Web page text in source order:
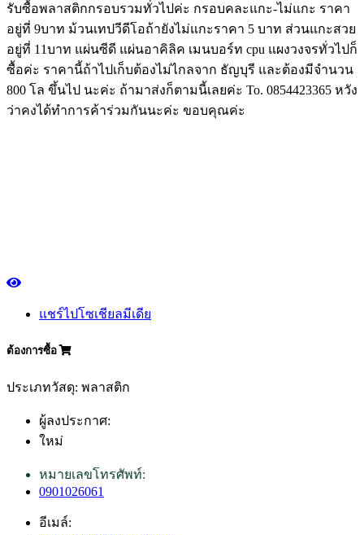
รับซื้อพลาสติกกรอบรวมทั่วไปค่ะ กรอบคละแกะ-ไม่แกะ ราคา
อยู่ที่ 9บาท ม้วนเทปวีดีโอถ้ายังไม่แกะราคา 5 บาท ส่วนแกะสวย
อยู่ที่ 11บาท แผ่นซีดี แผ่นอาคิลิค เมนบอร์ท cpu แผงวงจรทั่วไปก็
ซื้อค่ะ ราคานี้ถ้าไปเก็บต้องไม่ไกลจาก ธัญบุรี และต้องมีจำนวน
800 โล ขึ้นไป นะค่ะ ถ้ามาส่งก็ตามนี้เลยค่ะ To. 0854423365 หวัง
ว่าคงได้ทำการค้าร่วมกันนะค่ะ ขอบคุณค่ะ
แชร์ไปโซเชียลมีเดีย
ต้องการซื้อ
ประเภทวัสดุ: พลาสติก
ผู้ลงประกาศ:
ใหม่
หมายเลขโทรศัพท์:
0901026061
อีเมล์: